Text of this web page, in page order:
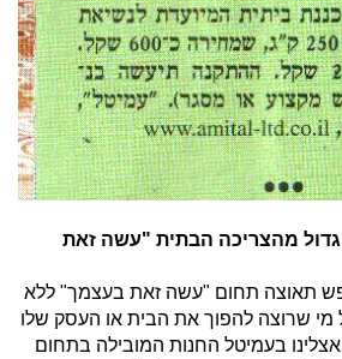
גדול מהצריכה הבתית "עשה זאת
תאוצה תחום "עשה זאת בעצמך" ללא
מי שרוצה להפוך את הבית או העסק שלו
אצלינו בעמיטל החנות המובילה בתחום